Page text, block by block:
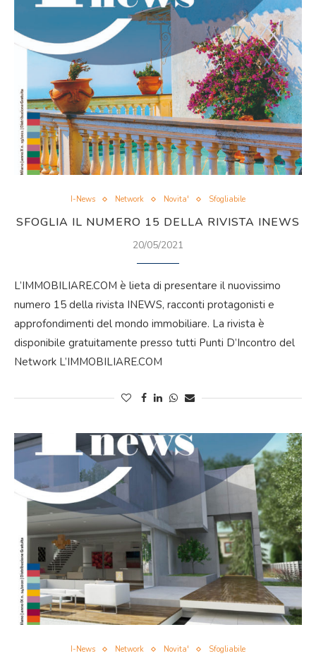
I-News Network Novita' Sfogliabile
SFOGLIA IL NUMERO 15 DELLA RIVISTA INEWS
20/05/2021
L’IMMOBILIARE.COM è lieta di presentare il nuovissimo
numero 15 della rivista INEWS, racconti protagonisti e
approfondimenti del mondo immobiliare. La rivista è
disponibile gratuitamente presso tutti Punti D’Incontro del
Network L’IMMOBILIARE.COM
I-News Network Novita' Sfogliabile